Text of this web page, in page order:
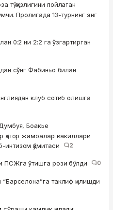
пойлаган
Пролигада 13-турнинг энг
0:2 ни 2:2 га ўзгартирган
сўнг Фабиньо билан
клуб сотиб олишга
Боакье
қатор жамоалар вакиллари
қўмитаси
2
ПСЖга ўтишга рози бўлди 0
таклиф қилишди